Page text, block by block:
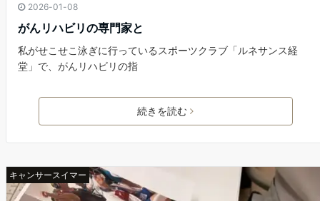
2026-01-08
がんリハビリの専門家と
私がせこせこ泳ぎに行っているスポーツクラブ「ルネサンス経
堂」で、がんリハビリの指
続きを読む
キャンサースイマー